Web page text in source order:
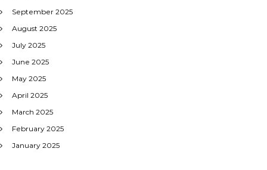
September 2025
August 2025
July 2025
June 2025
May 2025
April 2025
March 2025
February 2025
January 2025